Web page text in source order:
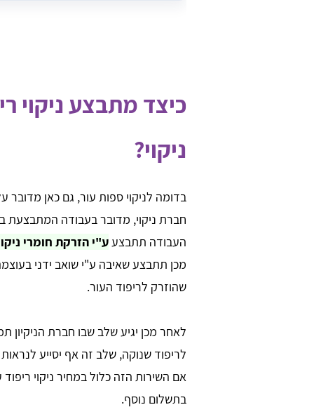
כיצד מתבצע ניקוי
ניקוי?
בדומה לניקוי ספות עור, גם כאן
חברת ניקוי, מדובר בעבודה המתבצעת
העבודה תתבצעע"י הזרקת חומרי
מכן תתבצע שאיבה ע"י שואב ידני
שהוזרק לריפוד העור.
לאחר מכן יגיע שלב שבו חברת
לריפוד שנוקה, שלב זה אף יסייע
אם השירות הזה כלול במחיר ניקוי
בתשלום נוסף.